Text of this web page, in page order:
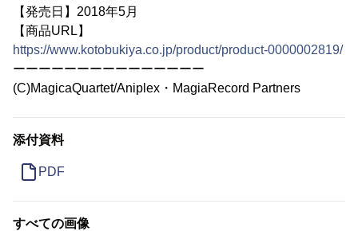
【発売日】2018年5月
【商品URL】
https://www.kotobukiya.co.jp/product/product-0000002819/
ーーーーーーーーーーーーーーー
(C)MagicaQuartet/Aniplex・MagiaRecord Partners
添付資料
PDF
すべての画像